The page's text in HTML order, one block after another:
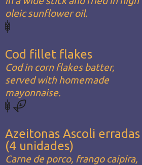
oleic sunflower oil.
Cod fillet flakes
Cod in corn flakes batter,
served with homemade
mayonnaise.
Azeitonas Ascoli erradas
(4 unidades)
Carne de porco, frango caipira,